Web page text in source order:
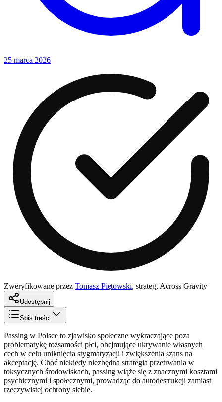
25 marca 2026
Zweryfikowane przez Tomasz Piętowski, strateg, Across Gravity
Udostępnij
Spis treści
Passing w Polsce to zjawisko społeczne wykraczające poza
problematykę tożsamości płci, obejmujące ukrywanie własnych
cech w celu uniknięcia stygmatyzacji i zwiększenia szans na
akceptację. Choć niekiedy niezbędna strategia przetrwania w
toksycznych środowiskach, passing wiąże się z znacznymi kosztami
psychicznymi i społecznymi, prowadząc do autodestrukcji zamiast
rzeczywistej ochrony siebie.